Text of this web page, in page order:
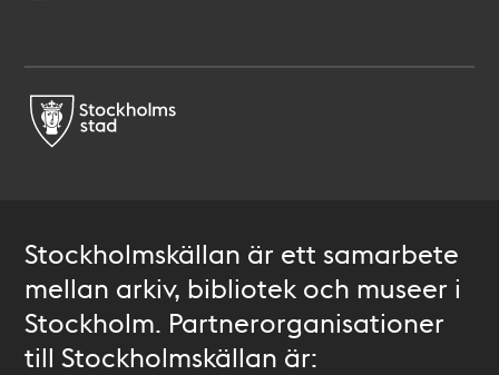
Stockholmskällan är ett samarbete
mellan arkiv, bibliotek och museer i
Stockholm. Partnerorganisationer
till Stockholmskällan är: